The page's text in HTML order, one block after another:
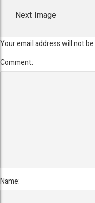
Next Image
Your email address will not
Comment:
Name: